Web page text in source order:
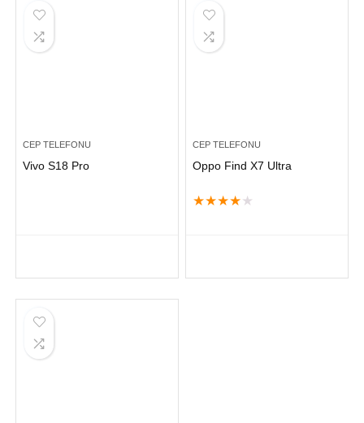
CEP TELEFONU
Vivo S18 Pro
CEP TELEFONU
Oppo Find X7 Ultra
★★★★ ★